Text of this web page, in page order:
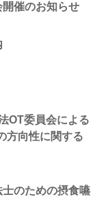
催のお知らせ
OT委員会による
方向性に関する
のための摂食嚥